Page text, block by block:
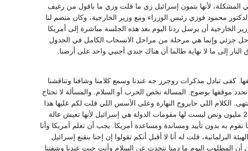
المشكلة، لأنها بتمون إسرائيل زي ما قلت وزي ما باقول من رغيف
محمود فوزي رئيس الوزراء ومع وزير الخارجية، وكان منضم لنا
الخارجية أن يرسل ردنا اليوم بعد هذه الجلسة مباشرة إلى أمريكا
جزئي وإنما هي مرحلة من مراحل الانسحاب الكامل في الجدول
إلى ما لا نهاية طالما أن هناك جندي أجنبي واحد على أرضنا.
كفى تبادل مذكرات روجرز جه عندنا وسمع كلامنا وشافنا وتناقشنا
موقفها بوضوح. المسالة تخص الحرب أو السلام. والمسألة لا تحتاج
الكلام اللي حايروح النهارة وعلى الأسس اللي قلت لكم عليها هذا
هو موقفنا ويجب أن تحدد أمريكا موقفها صراحة أمام العالم. ويجب أن تعلم أمريكا أن دولة من 2 مليون ونص ليست لها مقومات الدولة هي إسرائيل لأنها تعيش عالة
نستطيع أن نقوم بمثل ما نقوم به بدون تأييد ومساندة ومساعدة أمريكا. يجب أن تعلم أمريكا وأنا
البرلمانية، قلت له أنا لا أقبل أنكم تقولوا إن إحنا بنقنع إسرائيل
المطلوب اليوم ما دمنا نتحدث عن السلام وأنت جيت عندنا وشفتنا